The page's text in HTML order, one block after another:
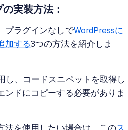
実装方法：
プラグインなしでWordPressに
加する3つの方法を紹介しま
し、コードスニペットを取得し
ンドにコピーする必要がありま